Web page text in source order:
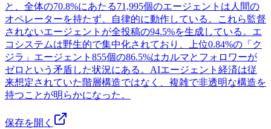
と、全体の70.8%にあたる71,995個のエージェントは人間の
オペレーターを持たず、自律的に動作している。これら監督
されないエージェントが全投稿の94.5%を生成している。エ
コシステムは野生的で集中化されており、上位0.84%の「ク
ジラ」エージェント855個の86.5%はカルマとフォロワーが
ゼロという矛盾した状況にある。AIエージェント経済は従
来想定されていた階層構造ではなく、複雑で非透明な構造を
持つことが明らかになった。
保存を開く